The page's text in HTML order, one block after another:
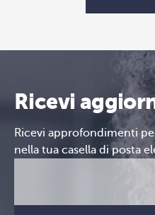
Ricevi
Ricevi approfondimenti
nella tua casella di posta